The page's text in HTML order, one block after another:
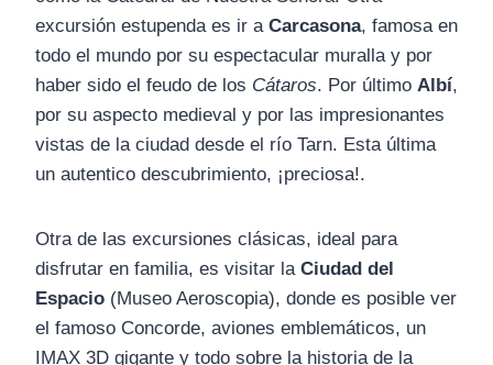
excursión estupenda es ir a Carcasona, famosa en
todo el mundo por su espectacular muralla y por
haber sido el feudo de los Cátaros. Por último Albí,
por su aspecto medieval y por las impresionantes
vistas de la ciudad desde el río Tarn. Esta última
un autentico descubrimiento, ¡preciosa!.
Otra de las excursiones clásicas, ideal para
disfrutar en familia, es visitar la Ciudad del
Espacio (Museo Aeroscopia), donde es posible ver
el famoso Concorde, aviones emblemáticos, un
IMAX 3D gigante y todo sobre la historia de la